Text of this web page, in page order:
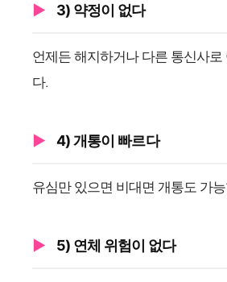
3) 약정이 없다
언제든 해지하거나 다른 통신사로
다.
4) 개통이 빠르다
유심만 있으면 비대면 개통도 가
5) 연체 위험이 없다